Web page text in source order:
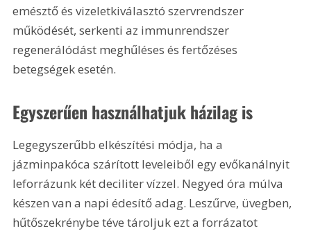
emésztő és vizeletkiválasztó szervrendszer
működését, serkenti az immunrendszer
regenerálódást meghűléses és fertőzéses
betegségek esetén.
Egyszerűen használhatjuk házilag is
Legegyszerűbb elkészítési módja, ha a
jázminpakóca szárított leveleiből egy evőkanálnyit
leforrázunk két deciliter vízzel. Negyed óra múlva
készen van a napi édesítő adag. Leszűrve, üvegben,
hűtőszekrénybe téve tároljuk ezt a forrázatot